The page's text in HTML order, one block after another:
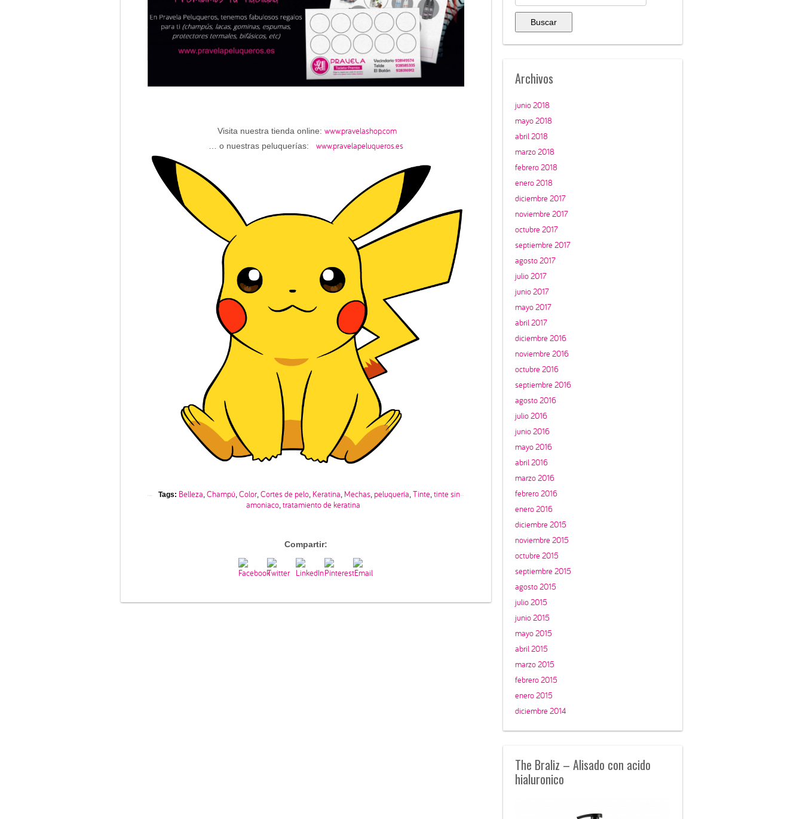
Visita nuestra tienda online: www.pravelashop.com
… o nuestras peluquerías: www.pravelapeluqueros.es
Tags: Belleza, Champú, Color, Cortes de pelo, Keratina, Mechas, peluquería, Tinte, tinte sin
amoniaco, tratamiento de keratina
Compartir:
Archivos
junio 2018
mayo 2018
abril 2018
marzo 2018
febrero 2018
enero 2018
diciembre 2017
noviembre 2017
octubre 2017
septiembre 2017
agosto 2017
julio 2017
junio 2017
mayo 2017
abril 2017
diciembre 2016
noviembre 2016
octubre 2016
septiembre 2016
agosto 2016
julio 2016
junio 2016
mayo 2016
abril 2016
marzo 2016
febrero 2016
enero 2016
diciembre 2015
noviembre 2015
octubre 2015
septiembre 2015
agosto 2015
julio 2015
junio 2015
mayo 2015
abril 2015
marzo 2015
febrero 2015
enero 2015
diciembre 2014
The Braliz – Alisado con acido
hialuronico